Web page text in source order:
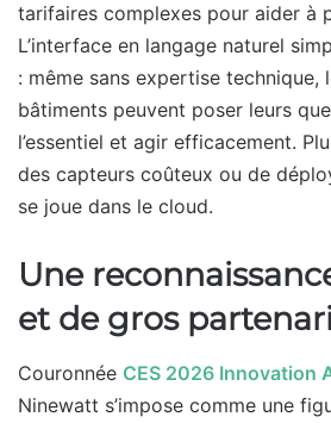
tarifaires complexes pour aider à
L’interface en langage naturel
: même sans expertise technique,
bâtiments peuvent poser leurs
l’essentiel et agir efficacement.
des capteurs coûteux ou de
se joue dans le cloud.
Une
et de gros
Couronnée CES 2026 Innovation
Ninewatt s’impose comme une